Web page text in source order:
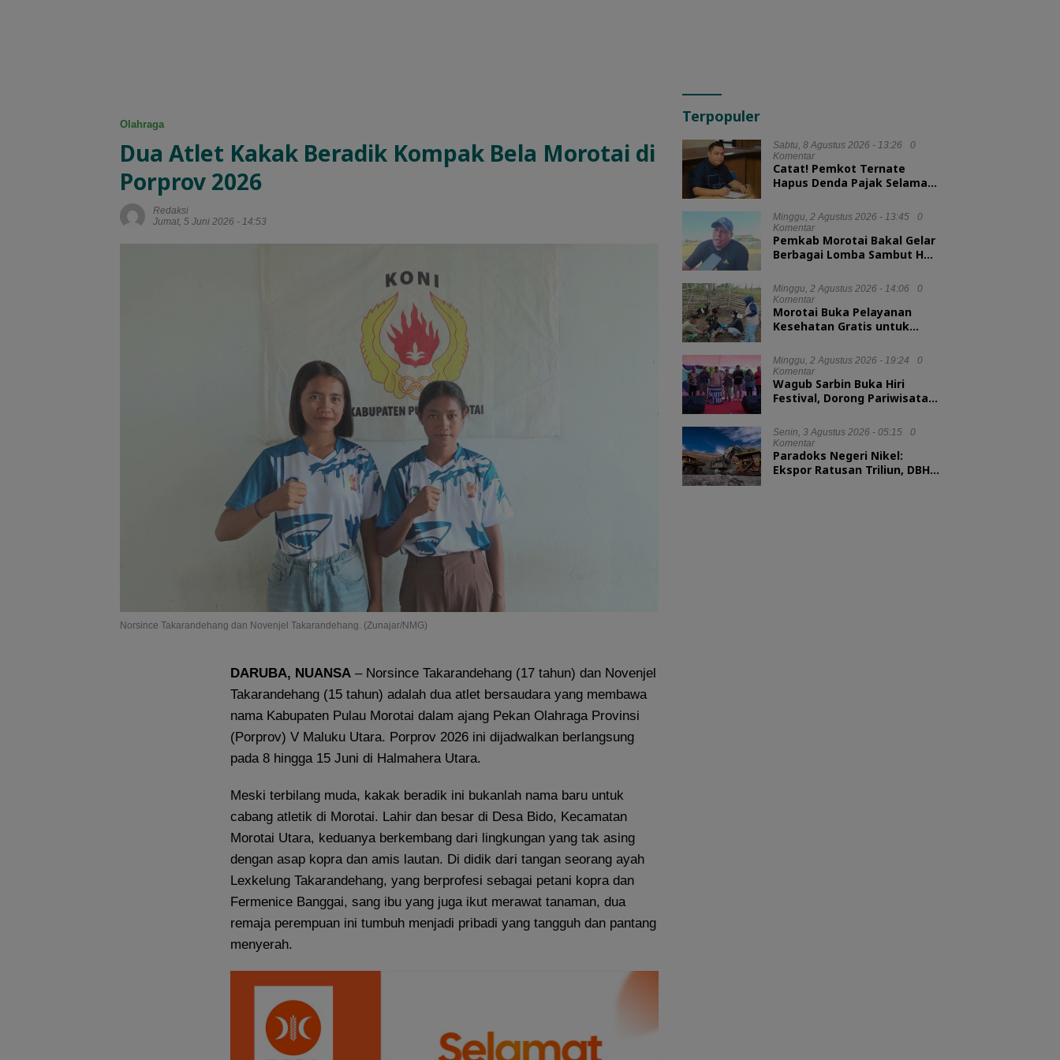
Olahraga
Dua Atlet Kakak Beradik Kompak Bela Morotai di
Porprov 2026
Redaksi
Jumat, 5 Juni 2026 - 14:53
Norsince Takarandehang dan Novenjel Takarandehang. (Zunajar/NMG)
DARUBA, NUANSA – Norsince Takarandehang (17 tahun) dan Novenjel
Takarandehang (15 tahun) adalah dua atlet bersaudara yang membawa
nama Kabupaten Pulau Morotai dalam ajang Pekan Olahraga Provinsi
(Porprov) V Maluku Utara. Porprov 2026 ini dijadwalkan berlangsung
pada 8 hingga 15 Juni di Halmahera Utara.
Meski terbilang muda, kakak beradik ini bukanlah nama baru untuk
cabang atletik di Morotai. Lahir dan besar di Desa Bido, Kecamatan
Morotai Utara, keduanya berkembang dari lingkungan yang tak asing
dengan asap kopra dan amis lautan. Di didik dari tangan seorang ayah
Lexkelung Takarandehang, yang berprofesi sebagai petani kopra dan
Fermenice Banggai, sang ibu yang juga ikut merawat tanaman, dua
remaja perempuan ini tumbuh menjadi pribadi yang tangguh dan pantang
menyerah.
Terpopuler
Sabtu, 8 Agustus 2026 - 13:26
0
Komentar
Catat! Pemkot Ternate
Hapus Denda Pajak Selama
Minggu, 2 Agustus 2026 - 13:45
0
Komentar
Pemkab Morotai Bakal Gelar
Berbagai Lomba Sambut HUT
Minggu, 2 Agustus 2026 - 14:06
0
Komentar
Morotai Buka Pelayanan
Kesehatan Gratis untuk
Minggu, 2 Agustus 2026 - 19:24
0
Komentar
Wagub Sarbin Buka Hiri
Festival, Dorong Pariwisata
Senin, 3 Agustus 2026 - 05:15
0
Komentar
Paradoks Negeri Nikel:
Ekspor Ratusan Triliun, DBH